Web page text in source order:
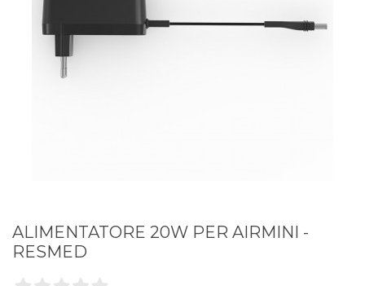
ALIMENTATORE 20W PER AIRMINI -
RESMED